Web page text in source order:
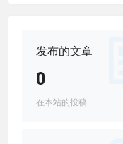
发布的文章
0
在本站的投稿